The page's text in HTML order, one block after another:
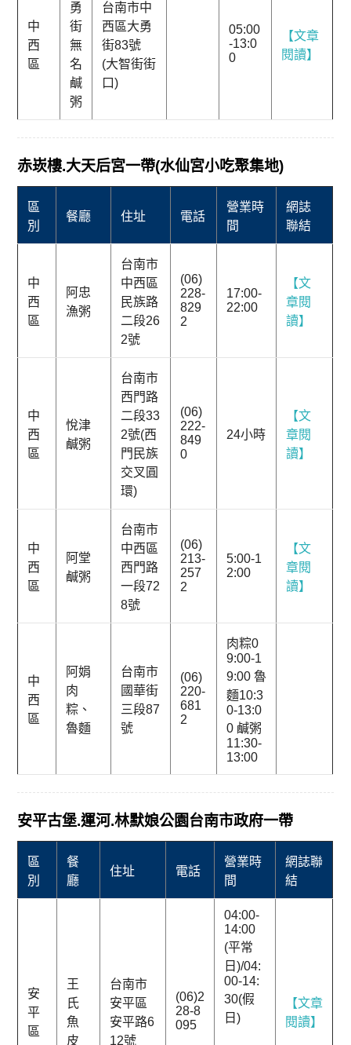
中
西
區
勇
街
無
名
鹹
粥
台南市中
西區大勇
街83號
(大智街街
口)
05:00
-13:0
0
【文章
閱讀】
赤崁樓.大天后宮一帶(水仙宮小吃聚集地)
區
別
餐廳 住址 電話
營業時
間
網誌
聯結
中
西
區
阿忠
漁粥
台南市
中西區
民族路
二段26
2號
(06)
228-
829
2
17:00-
22:00
【文
章閱
讀】
中
西
區
悅津
鹹粥
台南市
西門路
二段33
2號(西
門民族
交叉圓
環)
(06)
222-
849
0
24小時
【文
章閱
讀】
中
西
區
阿堂
鹹粥
台南市
中西區
西門路
一段72
8號
(06)
213-
257
2
5:00-1
2:00
【文
章閱
讀】
中
西
區
阿娟
肉
粽、
魯麵
台南市
國華街
三段87
號
(06)
220-
681
2
肉粽0
9:00-1
9:00 魯
麵10:3
0-13:0
0 鹹粥
11:30-
13:00
安平古堡.運河.林默娘公園台南市政府一帶
區
別
餐
廳
住址 電話
營業時
間
網誌聯
結
安
平
區
王
氏
魚
皮
台南市
安平區
安平路6
12號
(06)2
28-8
095
04:00-
14:00
(平常
日)/04:
00-14:
30(假
日)
【文章
閱讀】